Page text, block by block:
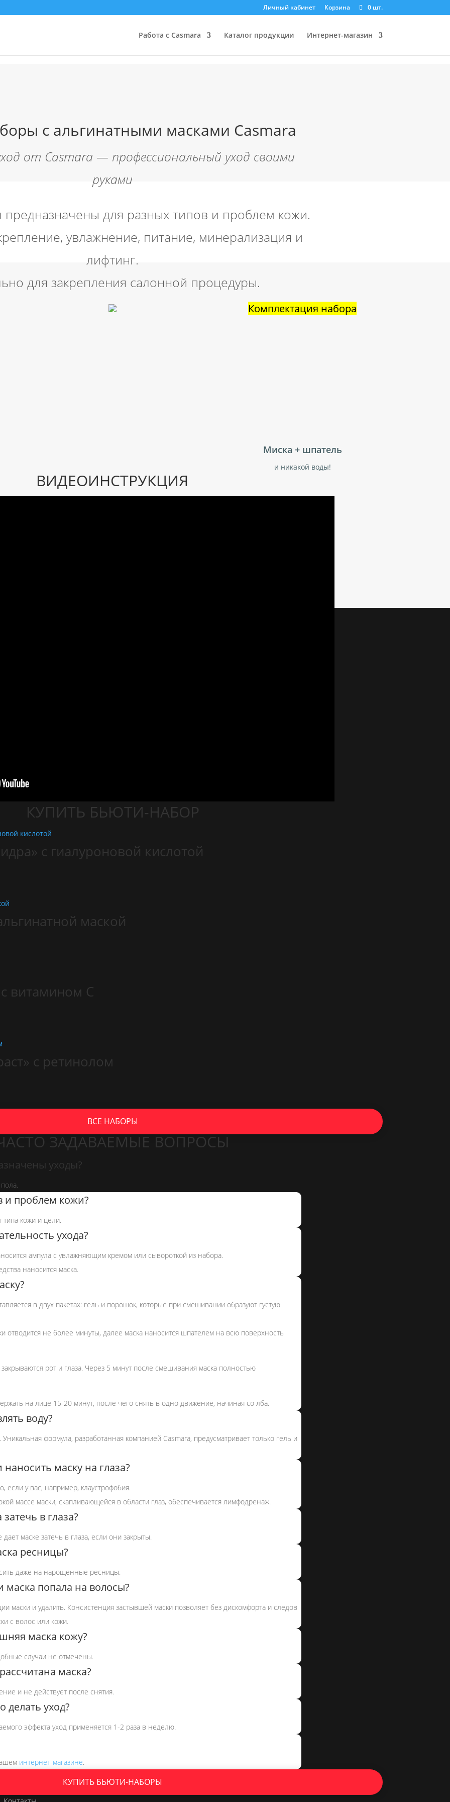
Личный кабинет Корзина 0 шт.
Работа с Casmara Каталог продукции Интернет-магазин
с альгинатными масками Casmara
от Casmara — профессиональный уход своими
руками
для разных типов и проблем кожи.
увлажнение, питание, минерализация и
лифтинг.
для закрепления салонной процедуры.
Комплектация набора
Миска + шпатель
и никакой воды!
ВИДЕОИНСТРУКЦИЯ
КУПИТЬ БЬЮТИ-НАБОР
с гиалуроновой кислотой
маской
витамином С
с ретинолом
ВСЕ НАБОРЫ
ЗАДАВАЕМЫЕ ВОПРОСЫ
уходы?
и проблем кожи?
типа кожи и цели.
ухода?
ампула с увлажняющим кремом или сывороткой из набора.
наносится маска.
в двух пакетах: гель и порошок, которые при смешивании образуют густую
отводится не более минуты, далее маска наносится шпателем на всю поверхность
рот и глаза. Через 5 минут после смешивания маска полностью
на лице 15-20 минут, после чего снять в одно движение, начиная со лба.
воду?
Уникальная формула, разработанная компанией Casmara, предусматривает только гель и
маску на глаза?
если у вас, например, клаустрофобия.
массе маски, скапливающейся в области глаз, обеспечивается лимфодренаж.
в глаза?
дает маске затечь в глаза, если они закрыты.
ресницы?
даже на нарощенные ресницы.
маска попала на волосы?
маски и удалить. Консистенция застывшей маски позволяет без дискомфорта и следов
с волос или кожи.
маска кожу?
случаи не отмечены.
маска?
и не действует после снятия.
делать уход?
эффекта уход применяется 1-2 раза в неделю.
интернет-магазине.
КУПИТЬ БЬЮТИ-НАБОРЫ